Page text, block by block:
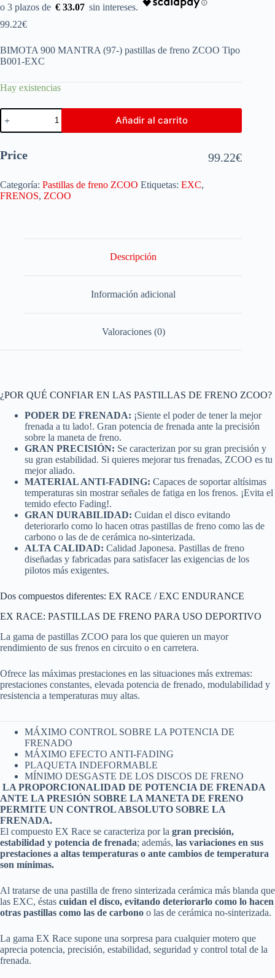
€ 33.07
99.22€
BIMOTA 900 MANTRA (97-) pastillas de freno ZCOO Tipo
B001-EXC
Hay existencias
Añadir al carrito
Price 99.22€
Categoría: Pastillas de freno ZCOO Etiquetas: EXC,
FRENOS, ZCOO
Descripción
Información adicional
Valoraciones (0)
¿POR QUÉ CONFIAR EN LAS PASTILLAS DE FRENO ZCOO?
PODER DE FRENADA: ¡Siente el poder de tener la mejor
frenada a tu lado!. Gran potencia de frenada ante la precisión
sobre la maneta de freno.
GRAN PRECISIÓN: Se caracterizan por su gran precisión y
su gran estabilidad. Si quieres mejorar tus frenadas, ZCOO es tu
mejor aliado.
MATERIAL ANTI-FADING: Capaces de soportar altísimas
temperaturas sin mostrar señales de fatiga en los frenos. ¡Evita el
temido efecto Fading!.
GRAN DURABILIDAD: Cuidan el disco evitando
deteriorarlo como lo hacen otras pastillas de freno como las de
carbono o las de de cerámica no-sinterizada.
ALTA CALIDAD: Calidad Japonesa. Pastillas de freno
diseñadas y fabricadas para satisfacer las exigencias de los
pilotos más exigentes.
Dos compuestos diferentes: EX RACE / EXC ENDURANCE
EX RACE: PASTILLAS DE FRENO PARA USO DEPORTIVO
La gama de pastillas ZCOO para los que quieren un mayor
rendimiento de sus frenos en circuito o en carretera.
Ofrece las máximas prestaciones en las situaciones más extremas:
prestaciones constantes, elevada potencia de frenado, modulabilidad y
resistencia a temperaturas muy altas.
MÁXIMO CONTROL SOBRE LA POTENCIA DE
FRENADO
MÁXIMO EFECTO ANTI-FADING
PLAQUETA INDEFORMABLE
MÍNIMO DESGASTE DE LOS DISCOS DE FRENO
LA PROPORCIONALIDAD DE POTENCIA DE FRENADA
ANTE LA PRESIÓN SOBRE LA MANETA DE FRENO
PERMITE UN CONTROL ABSOLUTO SOBRE LA
FRENADA.
El compuesto EX Race se caracteriza por la gran precisión,
estabilidad y potencia de frenada; además, las variaciones en sus
prestaciones a altas temperaturas o ante cambios de temperatura
son mínimas.
Al tratarse de una pastilla de freno sinterizada cerámica más blanda que
las EXC, éstas cuidan el disco, evitando deteriorarlo como lo hacen
otras pastillas como las de carbono o las de cerámica no-sinterizada.
La gama EX Race supone una sorpresa para cualquier motero que
aprecia potencia, precisión, estabilidad, seguridad y control total de la
frenada.